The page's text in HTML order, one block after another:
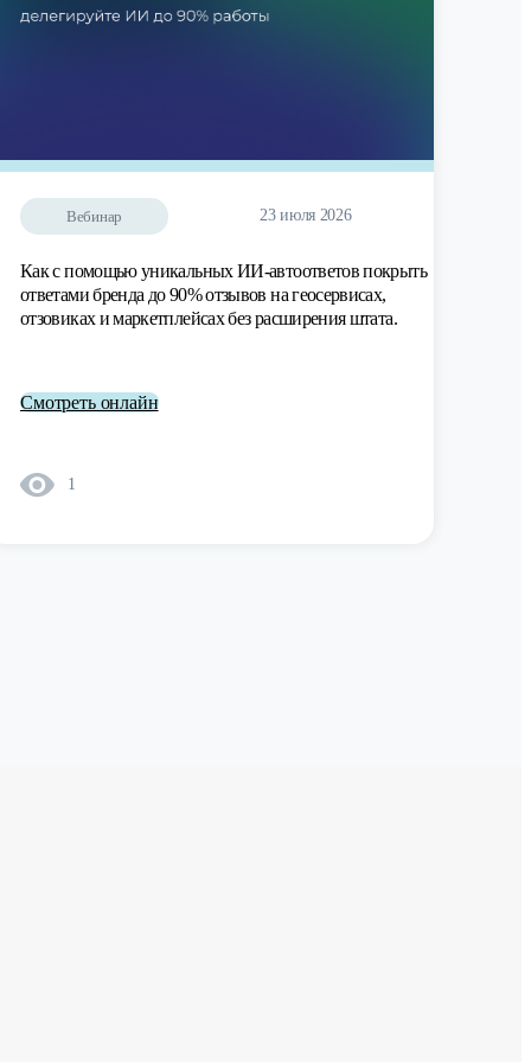
Вебинар 23 июля 2026
Как с помощью уникальных ИИ-автоответов покрыть
ответами бренда до 90% отзывов на геосервисах,
отзовиках и маркетплейсах без расширения штата.
Смотреть онлайн
1